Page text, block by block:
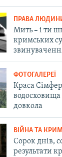
ПРАВА
Мить – і ти
кримських
ФОТОГАЛЕРЕЇ
Краса
водосховища
довкола
ВІЙНА ТА КРИМ
Сорок днів,
результати